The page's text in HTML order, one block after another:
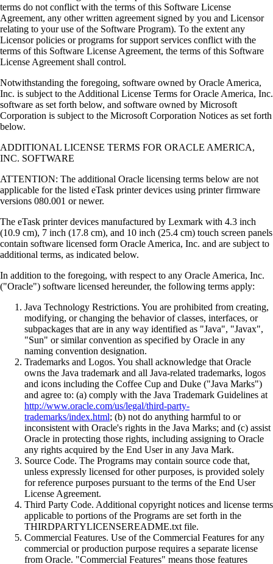
terms do not conflict with the terms of this Software License
Agreement, any other written agreement signed by you and Licensor
relating to your use of the Software Program). To the extent any
Licensor policies or programs for support services conflict with the
terms of this Software License Agreement, the terms of this Software
License Agreement shall control.
Notwithstanding the foregoing, software owned by Oracle America,
Inc. is subject to the Additional License Terms for Oracle America, Inc.
software as set forth below, and software owned by Microsoft
Corporation is subject to the Microsoft Corporation Notices as set forth
below.
ADDITIONAL LICENSE TERMS FOR ORACLE AMERICA,
INC. SOFTWARE
ATTENTION: The additional Oracle licensing terms below are not
applicable for the listed eTask printer devices using printer firmware
versions 080.001 or newer.
The eTask printer devices manufactured by Lexmark with 4.3 inch
(10.9 cm), 7 inch (17.8 cm), and 10 inch (25.4 cm) touch screen panels
contain software licensed form Oracle America, Inc. and are subject to
additional terms, as indicated below.
In addition to the foregoing, with respect to any Oracle America, Inc.
("Oracle") software licensed hereunder, the following terms apply:
Java Technology Restrictions. You are prohibited from creating,
modifying, or changing the behavior of classes, interfaces, or
subpackages that are in any way identified as "Java", "Javax",
"Sun" or similar convention as specified by Oracle in any
naming convention designation.
Trademarks and Logos. You shall acknowledge that Oracle
owns the Java trademark and all Java-related trademarks, logos
and icons including the Coffee Cup and Duke ("Java Marks")
and agree to: (a) comply with the Java Trademark Guidelines at
http://www.oracle.com/us/legal/third-party-
trademarks/index.html; (b) not do anything harmful to or
inconsistent with Oracle's rights in the Java Marks; and (c) assist
Oracle in protecting those rights, including assigning to Oracle
any rights acquired by the End User in any Java Mark.
Source Code. The Programs may contain source code that,
unless expressly licensed for other purposes, is provided solely
for reference purposes pursuant to the terms of the End User
License Agreement.
Third Party Code. Additional copyright notices and license terms
applicable to portions of the Programs are set forth in the
THIRDPARTYLICENSEREADME.txt file.
Commercial Features. Use of the Commercial Features for any
commercial or production purpose requires a separate license
from Oracle. "Commercial Features" means those features